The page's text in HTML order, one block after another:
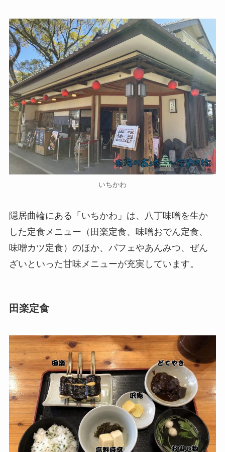
いちかわ
隠居曲輪にある「いちかわ」は、八丁味噌を生か
した定食メニュー（田楽定食、味噌おでん定食、
味噌カツ定食）のほか、パフェやあんみつ、ぜん
ざいといった甘味メニューが充実しています。
田楽定食